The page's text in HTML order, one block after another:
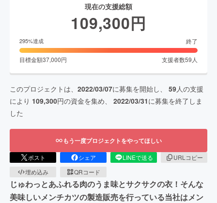
現在の支援総額
109,300円
295%達成 終了
目標金額37,000円 支援者数59 人
このプロジェクトは、 2022/03/07に募集を開始し、 59人の支援
により 109,300円の資金を集め、 2022/03/31に募集を終了しま
した
もう一度プロジェクトをやってほしい
ポスト シェア LINEで送る
URLコピー
埋め込み
QRコード
じゅわっとあふれる肉のうま味とサクサクの衣！そんな
美味しいメンチカツの製造販売を行っている当社はメン